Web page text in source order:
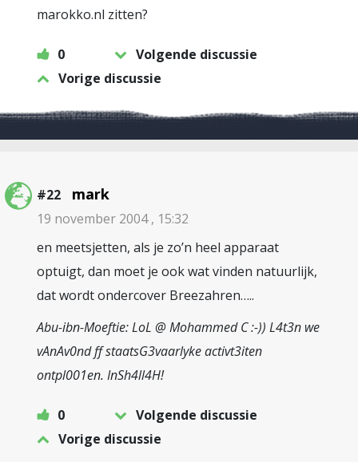
marokko.nl zitten?
0
Volgende discussie
Vorige discussie
#22 mark
19 november 2004 , 15:32
en meetsjetten, als je zo’n heel apparaat
optuigt, dan moet je ook wat vinden natuurlijk,
dat wordt ondercover Breezahren…..
Abu-ibn-Moeftie: LoL @ Mohammed C :-)) L4t3n we
vAnAv0nd ff staatsG3vaarlyke activt3iten
ontpl001en. InSh4ll4H!
0
Volgende discussie
Vorige discussie